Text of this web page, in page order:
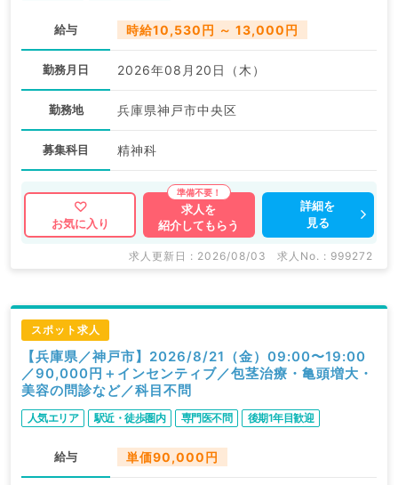
給与 時給10,530円 ～ 13,000円
勤務月日 2026年08月20日（木）
勤務地 兵庫県神戸市中央区
募集科目 精神科
お気に入り
求人を
紹介してもらう
詳細を
見る
求人更新日 : 2026/08/03 求人No. : 999272
スポット求人
【兵庫県／神戸市】2026/8/21（金）09:00〜19:00
／90,000円＋インセンティブ／包茎治療・亀頭増大・
美容の問診など／科目不問
人気エリア 駅近・徒歩圏内 専門医不問 後期1年目歓迎
給与 単価90,000円